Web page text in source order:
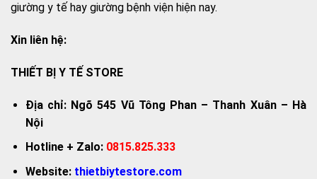
giường y tế hay giường bệnh viện hiện nay.
Xin liên hệ:
THIẾT BỊ Y TẾ STORE
Địa chỉ: Ngõ 545 Vũ Tông Phan – Thanh Xuân – Hà
Nội
Hotline + Zalo: 0815.825.333
Website: thietbiytestore.com